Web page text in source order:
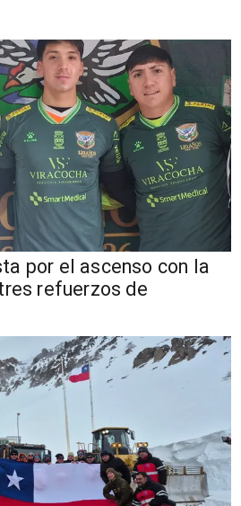
por el ascenso con la
refuerzos de